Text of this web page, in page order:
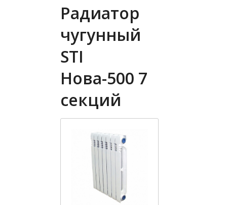
Радиатор
чугунный
STI
Нова-500 7
секций